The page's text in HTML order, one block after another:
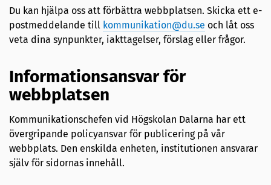
Du kan hjälpa oss att förbättra webbplatsen. Skicka ett e-
postmeddelande till kommunikation@du.se och låt oss
veta dina synpunkter, iakttagelser, förslag eller frågor.
Informationsansvar för
webbplatsen
Kommunikationschefen vid Högskolan Dalarna har ett
övergripande policyansvar för publicering på vår
webbplats. Den enskilda enheten, institutionen ansvarar
själv för sidornas innehåll.